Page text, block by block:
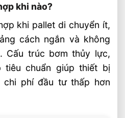
khi nào?
khi pallet di chuyển ít,
cách ngắn và không
Cấu trúc bơm thủy lực,
tiêu chuẩn giúp thiết bị
chi phí đầu tư thấp hơn